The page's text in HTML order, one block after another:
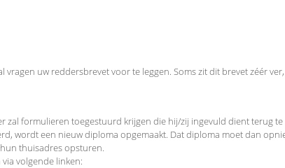
uw reddersbrevet voor te leggen. Soms zit dit brevet zéér
zal formulieren toegestuurd krijgen die hij/zij ingevuld dient terug te
wordt een nieuw diploma opgemaakt. Dat diploma moet dan
thuisadres opsturen.
volgende linken: